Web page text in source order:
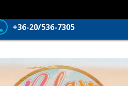
+36-20/536-7305